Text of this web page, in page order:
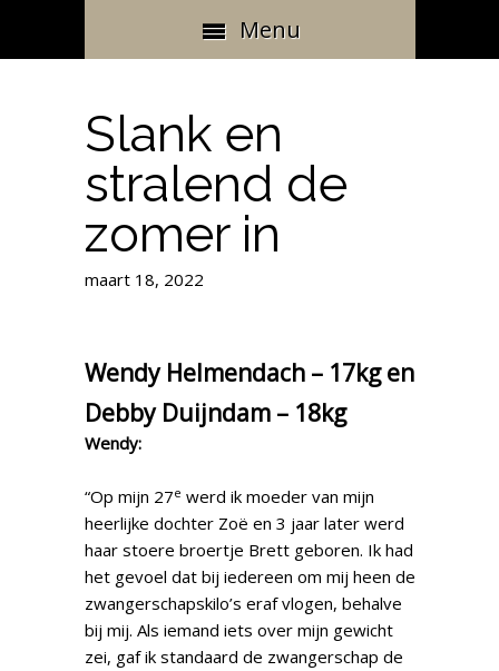
Menu
Slank en
stralend de
zomer in
maart 18, 2022
Wendy Helmendach – 17kg en
Debby Duijndam – 18kg
Wendy:
“Op mijn 27e werd ik moeder van mijn
heerlijke dochter Zoë en 3 jaar later werd
haar stoere broertje Brett geboren. Ik had
het gevoel dat bij iedereen om mij heen de
zwangerschapskilo’s eraf vlogen, behalve
bij mij. Als iemand iets over mijn gewicht
zei, gaf ik standaard de zwangerschap de